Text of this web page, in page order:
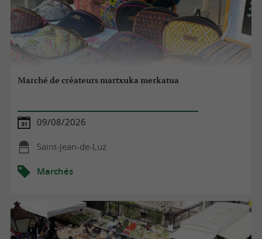
Marché de créateurs martxuka merkatua
09/08/2026
Saint-Jean-de-Luz
Marchés